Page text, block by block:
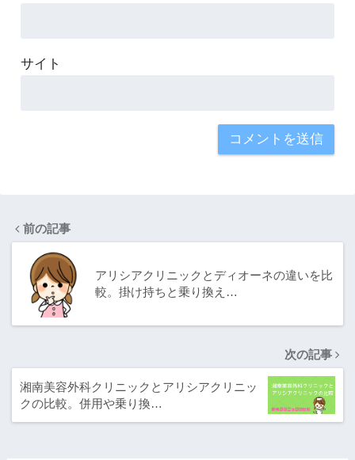
サイト
前の記事
アリシアクリニックとディオーネの違いを比
較。掛け持ちと乗り換え…
次の記事
湘南美容外科クリニックとアリシアクリニッ
クの比較。併用や乗り換…